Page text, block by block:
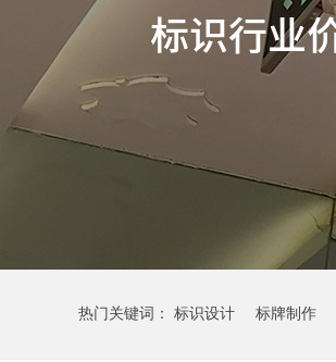
热门关键词： 标识设计 标牌制作